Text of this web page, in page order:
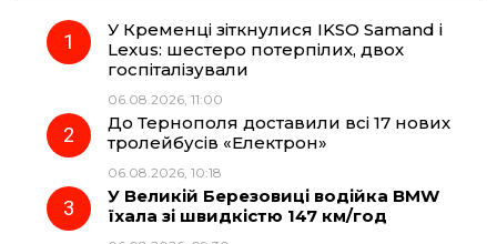
e
o
o
e
r
a
t
p
У Кременці зіткнулися IKSO Samand і
Lexus: шестеро потерпілих, двох
госпіталізували
06.08.2026, 11:00
До Тернополя доставили всі 17 нових
тролейбусів «Електрон»
06.08.2026, 10:18
У Великій Березовиці водійка BMW
їхала зі швидкістю 147 км/год